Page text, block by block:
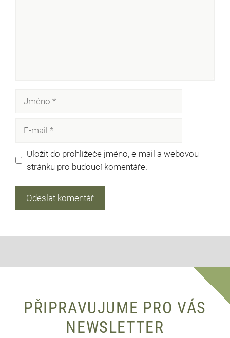
mail
Uložit do prohlížeče jméno, e-mail a webovou
stránku pro budoucí komentáře.
PŘIPRAVUJUME PRO VÁS
NEWSLETTER